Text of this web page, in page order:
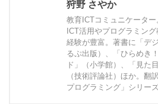
狩野 さやか
教育ICTコミュニケータ
ICT活用やプログラミン
経験が豊富。著書に「デ
るぷ出版）、「ひらめき
ド」（小学館）、「見た
（技術評論社）ほか。翻
プログラミング」シリー